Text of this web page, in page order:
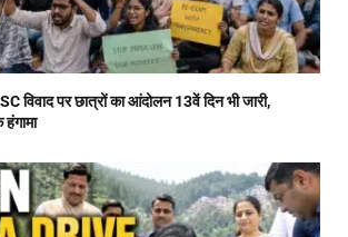
विवाद पर छात्रों का आंदोलन 13वें दिन भी जारी,